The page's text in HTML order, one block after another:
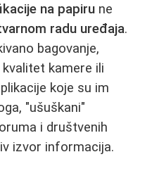
na papiru ne
radu uređaja.
bagovanje,
kamere ili
koje su im
"ušuškani"
i društvenih
izvor informacija.